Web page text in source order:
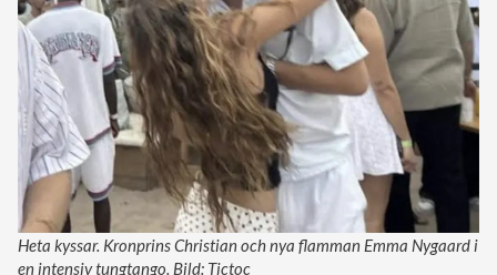
Heta kyssar. Kronprins Christian och nya flamman Emma Nygaard i
en intensiv tungtango. Bild: Tictoc